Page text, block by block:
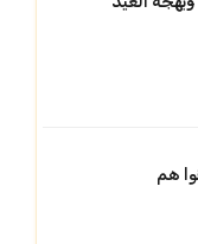
هم